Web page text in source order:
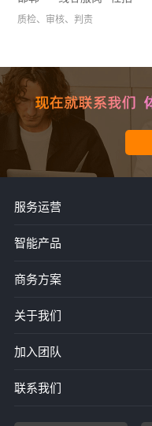
质检、审核、判责
服务运营
智能产品
商务方案
关于我们
加入团队
联系我们